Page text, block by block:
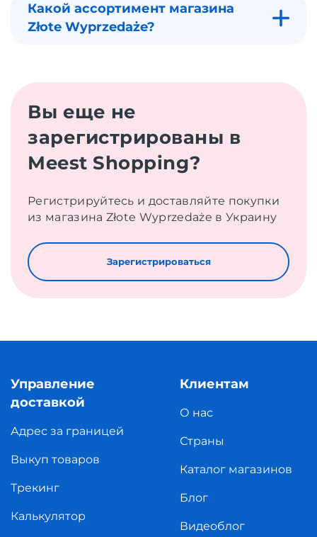
Какой ассортимент магазина
Złote Wyprzedaże?
Вы еще не
зарегистрированы в
Meest Shopping?
Регистрируйтесь и доставляйте покупки
из магазина Złote Wyprzedaże в Украину
Зарегистрироваться
Управление
доставкой
Адрес за границей
Выкуп товаров
Трекинг
Калькулятор
Клиентам
О нас
Страны
Каталог магазинов
Блог
Видеоблог